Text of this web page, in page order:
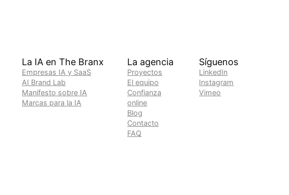
La IA en The Branx
Empresas IA y SaaS
AI Brand Lab
Manifesto sobre IA
Marcas para la IA
La agencia
Proyectos
El equipo
Confianza
online
Blog
Contacto
FAQ
Síguenos
LinkedIn
Instagram
Vimeo